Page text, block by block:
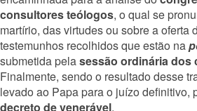
consultores teólogos, o qual se
martírio, das virtudes ou sobre a oferta
testemunhos recolhidos que estão na
submetida pelasessão ordinária dos
Finalmente, sendo o resultado desse
levado ao Papa para o juízo definitivo,
decreto de venerável.